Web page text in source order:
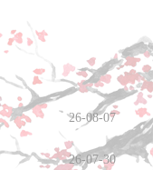
26-08-07
26-07-30